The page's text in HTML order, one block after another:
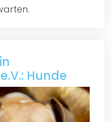
Hunde